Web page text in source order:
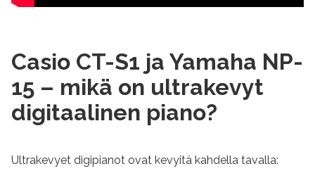
Casio CT-S1 ja Yamaha NP-
15 – mikä on ultrakevyt
digitaalinen piano?
Ultrakevyet digipianot ovat kevyitä kahdella tavalla: